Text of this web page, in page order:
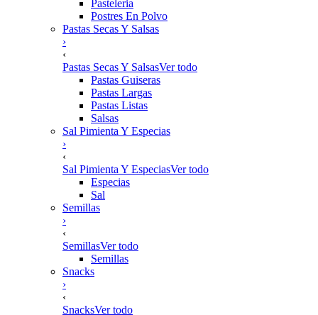
Pasteleria
Postres En Polvo
Pastas Secas Y Salsas
›
‹
Pastas Secas Y SalsasVer todo
Pastas Guiseras
Pastas Largas
Pastas Listas
Salsas
Sal Pimienta Y Especias
›
‹
Sal Pimienta Y EspeciasVer todo
Especias
Sal
Semillas
›
‹
SemillasVer todo
Semillas
Snacks
›
‹
SnacksVer todo